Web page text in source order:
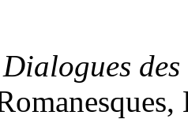
Dialogues